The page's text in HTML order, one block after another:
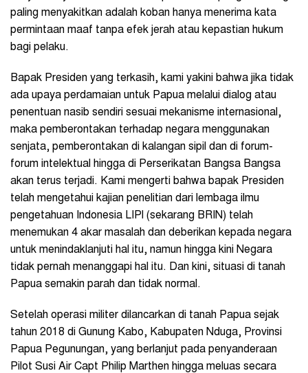
paling menyakitkan adalah koban hanya menerima kata
permintaan maaf tanpa efek jerah atau kepastian hukum
bagi pelaku.
Bapak Presiden yang terkasih, kami yakini bahwa jika tidak
ada upaya perdamaian untuk Papua melalui dialog atau
penentuan nasib sendiri sesuai mekanisme internasional,
maka pemberontakan terhadap negara menggunakan
senjata, pemberontakan di kalangan sipil dan di forum-
forum intelektual hingga di Perserikatan Bangsa Bangsa
akan terus terjadi. Kami mengerti bahwa bapak Presiden
telah mengetahui kajian penelitian dari lembaga ilmu
pengetahuan Indonesia LIPI (sekarang BRIN) telah
menemukan 4 akar masalah dan deberikan kepada negara
untuk menindaklanjuti hal itu, namun hingga kini Negara
tidak pernah menanggapi hal itu. Dan kini, situasi di tanah
Papua semakin parah dan tidak normal.
Setelah operasi militer dilancarkan di tanah Papua sejak
tahun 2018 di Gunung Kabo, Kabupaten Nduga, Provinsi
Papua Pegunungan, yang berlanjut pada penyanderaan
Pilot Susi Air Capt Philip Marthen hingga meluas secara